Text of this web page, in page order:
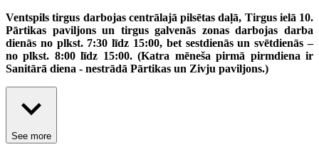
Ventspils tirgus darbojas centrālajā pilsētas daļā, Tirgus ielā 10.
Pārtikas paviljons un tirgus galvenās zonas darbojas darba
dienās no plkst. 7:30 līdz 15:00, bet sestdienās un svētdienās –
no plkst. 8:00 līdz 15:00. (Katra mēneša pirmā pirmdiena ir
Sanitārā diena - nestrādā Pārtikas un Zivju paviljons.)
See more